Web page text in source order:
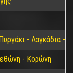
- Λαγκάδια -
- Κορώνη